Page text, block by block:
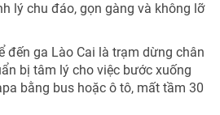
lý chu đáo, gọn gàng và không lỡ
đến ga Lào Cai là trạm dừng chân
bị tâm lý cho việc bước xuống
bằng bus hoặc ô tô, mất tầm 30